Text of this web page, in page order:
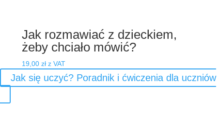
Jak rozmawiać z dzieckiem,
żeby chciało mówić?
19,00 zł z VAT
Jak się uczyć? Poradnik i ćwiczenia dla uczniów